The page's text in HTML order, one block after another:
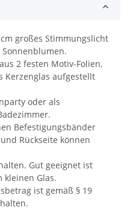
großes Stimmungslicht
2 festen Motiv-Folien,
Kerzenglas aufgestellt
oder als
Befestigungsbänder
Rückseite können
Gut geeignet ist
kleinen Glas.
ist gemäß § 19